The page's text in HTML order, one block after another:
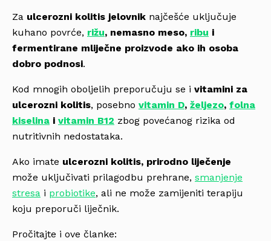
Za ulcerozni kolitis jelovnik najčešće uključuje
kuhano povrće, rižu, nemasno meso, ribu i
fermentirane mliječne proizvode ako ih osoba
dobro podnosi.
Kod mnogih oboljelih preporučuju se i vitamini za
ulcerozni kolitis, posebno vitamin D, željezo, folna
kiselina i vitamin B12 zbog povećanog rizika od
nutritivnih nedostataka.
Ako imate ulcerozni kolitis, prirodno liječenje
može uključivati prilagodbu prehrane, smanjenje
stresa i probiotike, ali ne može zamijeniti terapiju
koju preporuči liječnik.
Pročitajte i ove članke: